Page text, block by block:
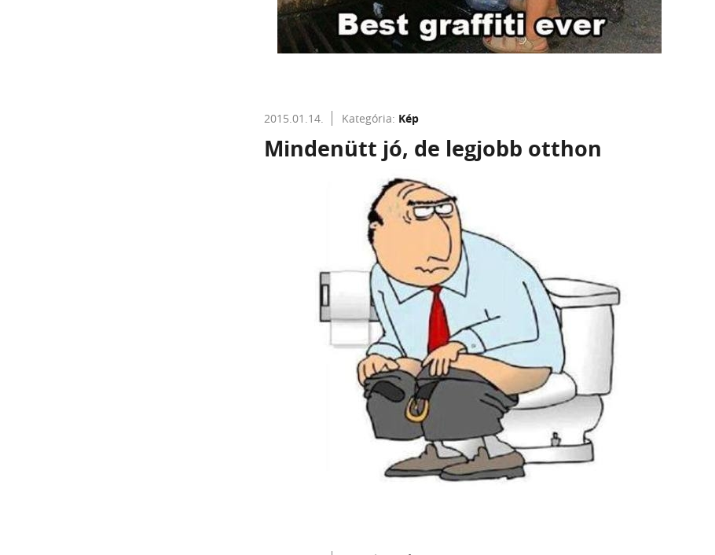
2015.01.14. Kategória: Kép
Mindenütt jó, de legjobb otthon